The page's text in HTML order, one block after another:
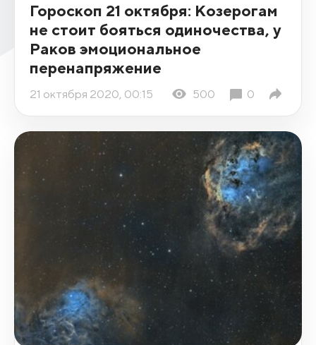
Гороскоп 21 октября: Козерогам
не стоит бояться одиночества, у
Раков эмоциональное
перенапряжение
21 октября 2020, 00:15 500 0